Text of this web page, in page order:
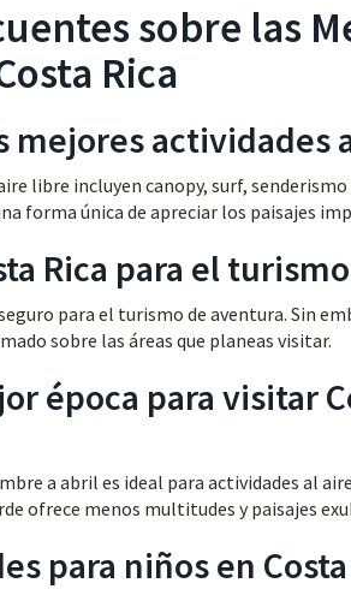
sobre las
Rica
mejores actividades
libre incluyen canopy, surf,
forma única de apreciar los paisajes
Rica para el
para el turismo de aventura. Sin
sobre las áreas que planeas visitar.
época para visitar
a abril es ideal para actividades al
ofrece menos multitudes y paisajes
para niños en Costa